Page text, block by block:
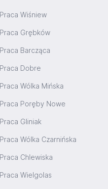
Praca Wiśniew
Praca Grębków
Praca Barcząca
Praca Dobre
Praca Wólka Mińska
Praca Poręby Nowe
Praca Gliniak
Praca Wólka Czarnińska
Praca Chlewiska
Praca Wielgolas